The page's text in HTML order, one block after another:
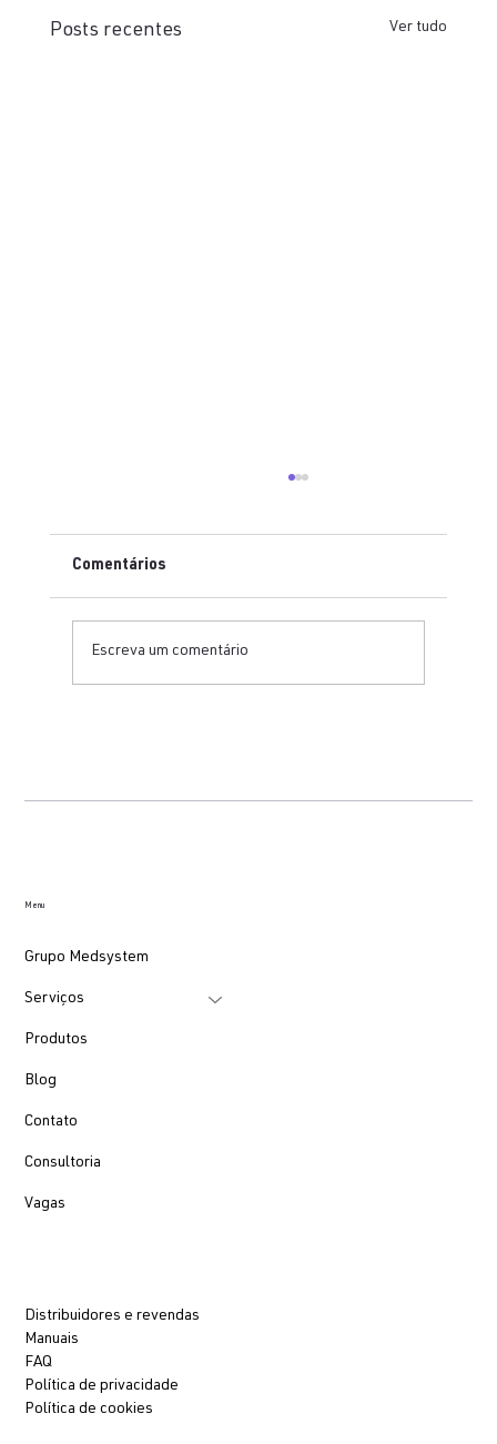
Posts recentes Ver tudo
Comentários
Escreva um comentário
Menu
Grupo Medsystem
Serviços
Produtos
Blog
Contato
Consultoria
Vagas
Distribuidores e revendas
Manuais
FAQ
Política de privacidade
Política de cookies